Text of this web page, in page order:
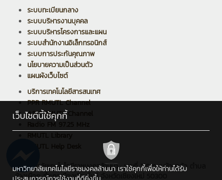
ระบบทะเบียนกลาง
ระบบบริหารงานบุคคล
ระบบบริหารโครงการและแผน
ระบบสำนักงานอิเล็กทรอนิกส์
ระบบการประกันคุณภาพ
นโยบายความเป็นส่วนตัว
แผนผังเว็บไซต์
บริการเทคโนโลยีสารสนเทศ
PPR RMUTL Channel
ARIT RMUTL Channel
Radio FM 97.25 MHz
มหาวิทยาลัยเทคโนโลยีราชมงคลล้านนา : เลขที่ 128 ถนนห้วยแก้ว ตำบล
ช้างเผือก อำเภอเมืองเชียงใหม่ จังหวัดเชียงใหม่ 50300
เว็บไซต์นี้ใช้คุกกี้
มหาวิทยาลัยเทคโนโลยีราชมงคลล้านนา เราใช้คุกกี้เพื่อให้ท่านได้รับ